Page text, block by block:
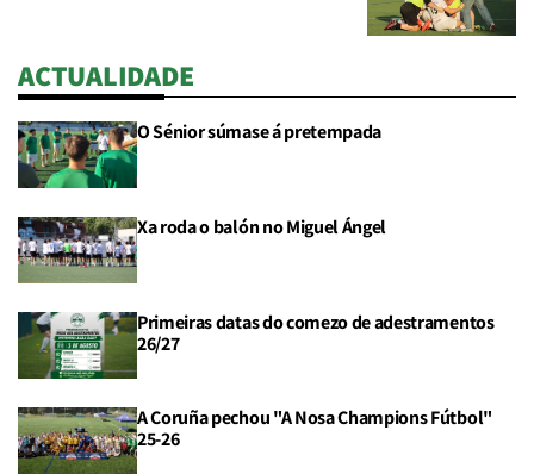
ACTUALIDADE
O Sénior súmase á pretempada
Xa roda o balón no Miguel Ángel
Primeiras datas do comezo de adestramentos
26/27
A Coruña pechou "A Nosa Champions Fútbol"
25-26